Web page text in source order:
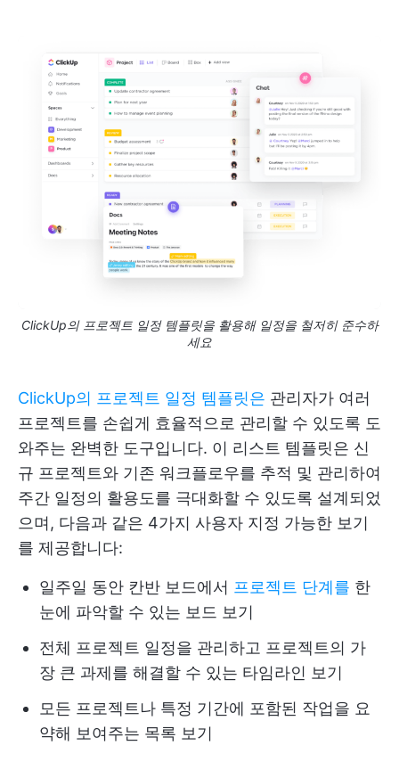
ClickUp의 프로젝트 일정 템플릿을 활용해 일정을 철저히 준수하
세요
ClickUp의 프로젝트 일정 템플릿은 관리자가 여러
프로젝트를 손쉽게 효율적으로 관리할 수 있도록 도
와주는 완벽한 도구입니다. 이 리스트 템플릿은 신
규 프로젝트와 기존 워크플로우를 추적 및 관리하여
주간 일정의 활용도를 극대화할 수 있도록 설계되었
으며, 다음과 같은 4가지 사용자 지정 가능한 보기
를 제공합니다:
일주일 동안 칸반 보드에서 프로젝트 단계를 한
눈에 파악할 수 있는 보드 보기
전체 프로젝트 일정을 관리하고 프로젝트의 가
장 큰 과제를 해결할 수 있는 타임라인 보기
모든 프로젝트나 특정 기간에 포함된 작업을 요
약해 보여주는 목록 보기